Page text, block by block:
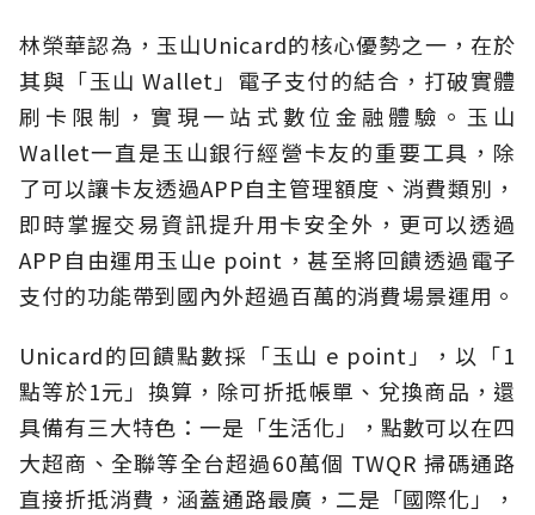
林榮華認為，玉山Unicard的核心優勢之一，在於
其與「玉山 Wallet」電子支付的結合，打破實體
刷卡限制，實現一站式數位金融體驗。玉山
Wallet一直是玉山銀行經營卡友的重要工具，除
了可以讓卡友透過APP自主管理額度、消費類別，
即時掌握交易資訊提升用卡安全外，更可以透過
APP自由運用玉山e point，甚至將回饋透過電子
支付的功能帶到國內外超過百萬的消費場景運用。
Unicard的回饋點數採「玉山 e point」，以「1
點等於1元」換算，除可折抵帳單、兌換商品，還
具備有三大特色：一是「生活化」，點數可以在四
大超商、全聯等全台超過60萬個 TWQR 掃碼通路
直接折抵消費，涵蓋通路最廣，二是「國際化」，